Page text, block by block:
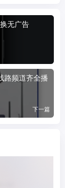
无广告
路频道齐全播
下一篇